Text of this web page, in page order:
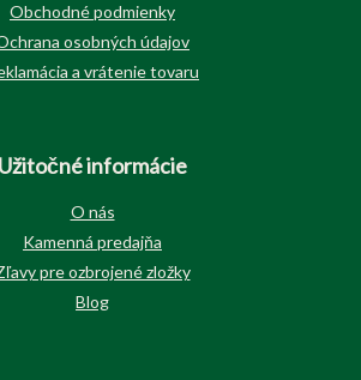
Obchodné podmienky
osobných údajov
a vrátenie tovaru
Užitočné informácie
O nás
Kamenná predajňa
pre ozbrojené zložky
Blog